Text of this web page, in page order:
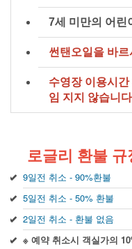
7세 미만의 어린
썬탠오일을 바르
수영장 이용시
임 지지 않습니
로글리 환불 규
9일전 취소 - 90%환불
5일전 취소 - 50% 환불
2일전 취소 - 환불 없음
※ 예약 취소시 객실가의